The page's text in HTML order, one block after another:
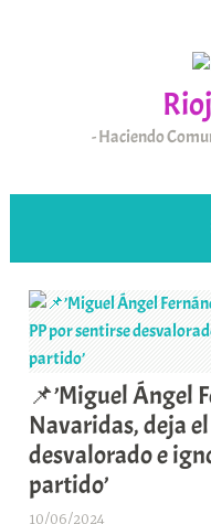
Haciendo
📌’Miguel Ángel
Navaridas, deja
desvalorado e
partido’
10/06/2024